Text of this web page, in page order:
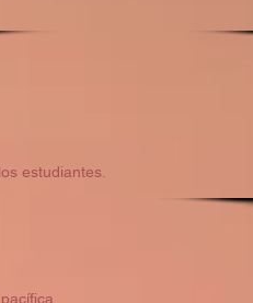
estudiantes.